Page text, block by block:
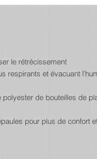
le rétrécissement
respirants et évacuant
polyester de bouteilles de
pour plus de confort